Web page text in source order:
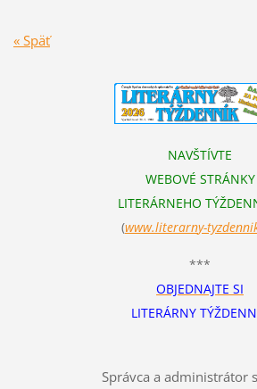
« Späť
NAVŠTÍVTE
WEBOVÉ STRÁNKY
LITERÁRNEHO
(www.literarny-
***
OBJEDNAJTE SI
LITERÁRNY
Správca a administrátor